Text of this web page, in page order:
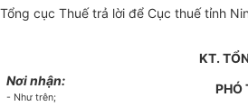
Tổng cục Thuế trả lời để Cục thuế tỉnh
Nơi nhận:
- Như trên;
KT.
PHÓ